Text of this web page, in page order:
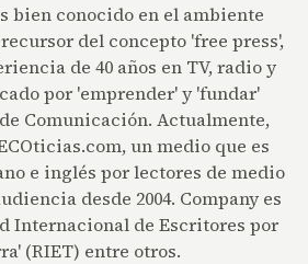
bien conocido en el ambiente
del concepto 'free press',
de 40 años en TV, radio y
por 'emprender' y 'fundar'
Comunicación. Actualmente,
un medio que es
e inglés por lectores de medio
desde 2004. Company es
Internacional de Escritores por
(RIET) entre otros.